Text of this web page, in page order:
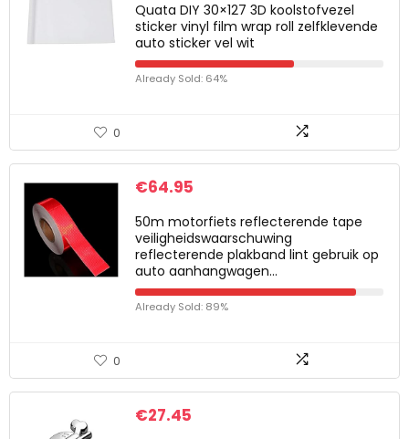
Quata DIY 30×127 3D koolstofvezel
sticker vinyl film wrap roll zelfklevende
auto sticker vel wit
Already Sold: 64%
0
€64.95
50m motorfiets reflecterende tape
veiligheidswaarschuwing
reflecterende plakband lint gebruik op
auto aanhangwagen…
Already Sold: 89%
0
€27.45